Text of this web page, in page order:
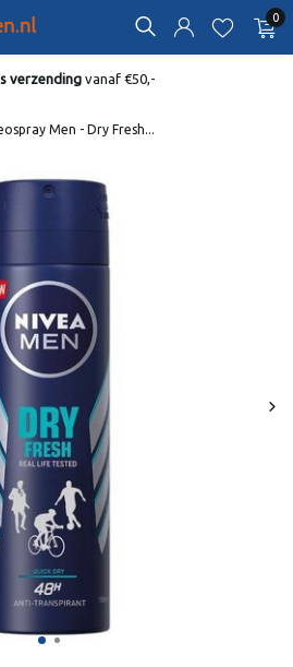
0
verzendingvanaf €50,-
Men - Dry Fresh...